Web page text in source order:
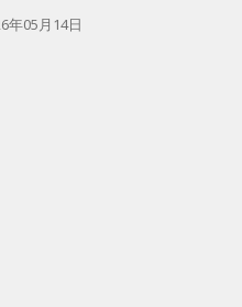
05月14日